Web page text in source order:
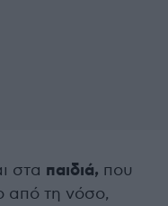
στα παιδιά, που
από τη νόσο,